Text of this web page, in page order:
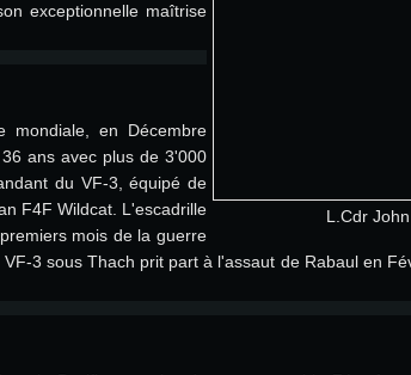
L.Cdr
exceptionnelle maîtrise
mondiale, en Décembre
ans avec plus de 3'000
du VF-3, équipé de
F4F Wildcat. L'escadrille
mois de la guerre
3 sous Thach prit part à l'assaut de Rabaul en